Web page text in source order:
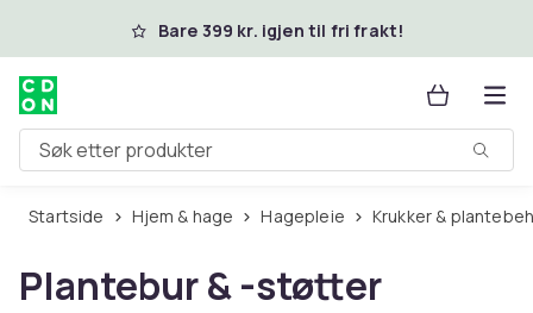
Hopp til hovedinnholdBare 399 kr. igjen til fri frakt!
Søk etter produkter
Startside Hjem & hage Hagepleie Krukker &
Plantebur & -støtter